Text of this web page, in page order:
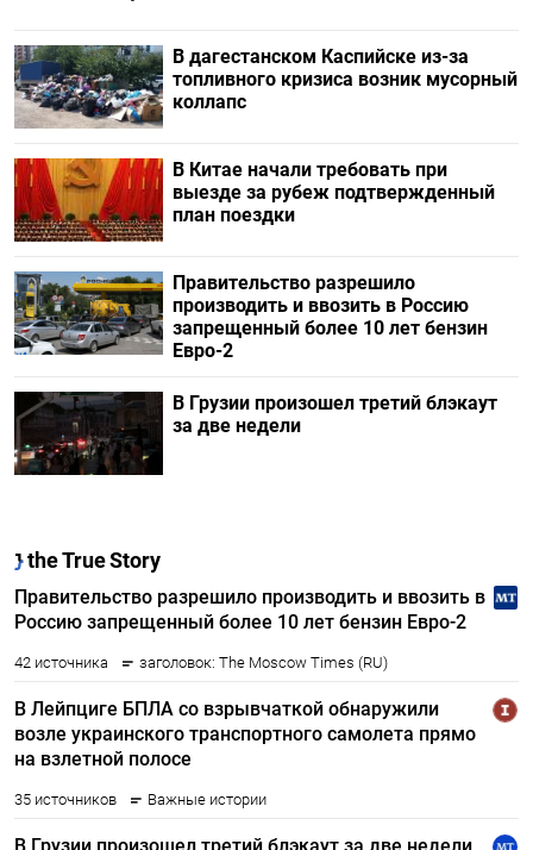
В дагестанском Каспийске из-за
топливного кризиса возник мусорный
коллапс
В Китае начали требовать при
выезде за рубеж подтвержденный
план поездки
Правительство разрешило
производить и ввозить в Россию
запрещенный более 10 лет бензин
Евро-2
В Грузии произошел третий блэкаут
за две недели